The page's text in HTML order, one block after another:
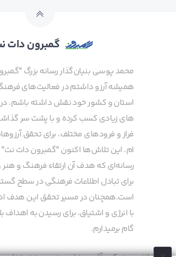
گمبرون دات
محمد پوسی بنیان‌گذار رسانه بزرگ
همیشه آرزو داشتم در فعالیت‌های
استان و کشور خود نقش داشته باشم. در
های زیادی کسب کرده و با پشت سر
فراز و فرودهای مختلف، برای تحقق
ام. این تلاش‌ها اکنون "گمبرون دات نت"
رسانه‌ای که هدف آن ارتقاء فرهنگ و هنر
برای تبادل اطلاعات فرهنگی در سطح
است.همچنان در مسیر تحقق این هدف
با انرژی و اشتیاق، برای رسیدن به
گام برمیدارم.